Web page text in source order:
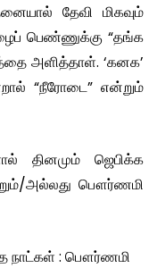
தேவி மிகவும்
பெண்ணுக்கு “தங்க
அளித்தாள். ‘கனக’
“நீரோடை” என்றும்
தினமும் ஜெபிக்க
அல்லது பௌர்ணமி
நாட்கள் : பௌர்ணமி